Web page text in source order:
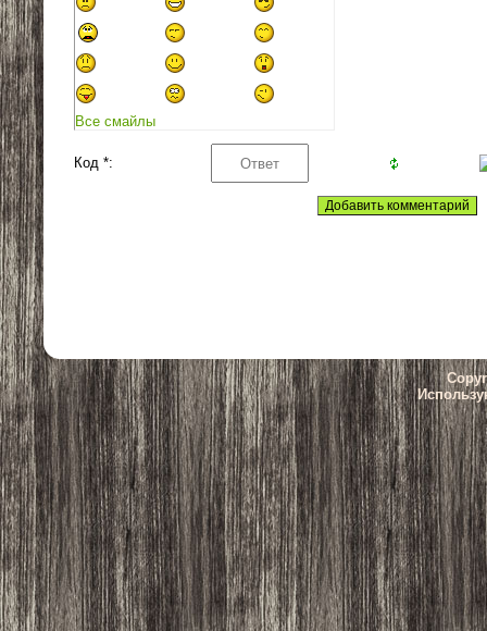
Все смайлы
Код *: